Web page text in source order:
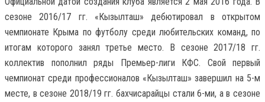
сезоне 2016/17 гг. «Кызылташ» дебютировал в открытом
чемпионате Крыма по футболу среди любительских команд, по
итогам которого занял третье место. В сезоне 2017/18 гг.
коллектив пополнил ряды Премьер-лиги КФС. Свой первый
чемпионат среди профессионалов «Кызылташ» завершил на 5-м
месте, в сезоне 2018/19 гг. бахчисарайцы стали 6-ми, а в сезоне